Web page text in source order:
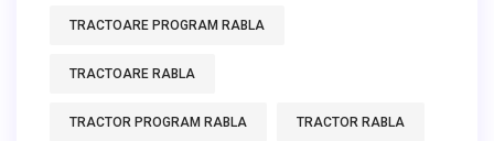
TRACTOARE PROGRAM RABLA
TRACTOARE RABLA
TRACTOR PROGRAM RABLA TRACTOR RABLA